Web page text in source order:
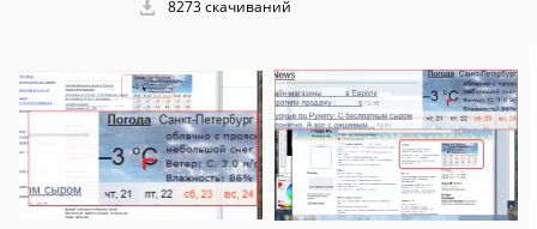
8273 скачиваний